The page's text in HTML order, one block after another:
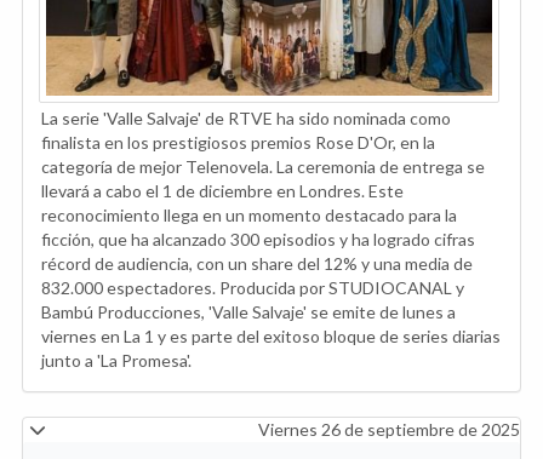
La serie 'Valle Salvaje' de RTVE ha sido nominada como
finalista en los prestigiosos premios Rose D'Or, en la
categoría de mejor Telenovela. La ceremonia de entrega se
llevará a cabo el 1 de diciembre en Londres. Este
reconocimiento llega en un momento destacado para la
ficción, que ha alcanzado 300 episodios y ha logrado cifras
récord de audiencia, con un share del 12% y una media de
832.000 espectadores. Producida por STUDIOCANAL y
Bambú Producciones, 'Valle Salvaje' se emite de lunes a
viernes en La 1 y es parte del exitoso bloque de series diarias
junto a 'La Promesa'.
Viernes 26 de septiembre de 2025